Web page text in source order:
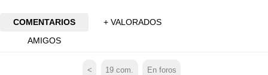
COMENTARIOS
+ VALORADOS
AMIGOS
< 19 com. En foros